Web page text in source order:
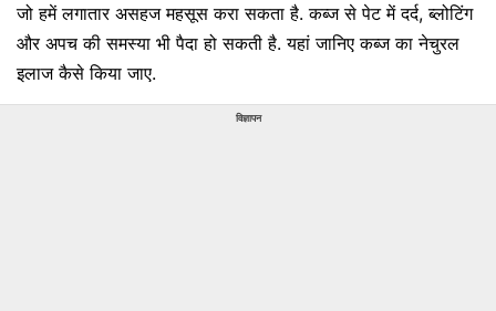
जो हमें लगातार असहज महसूस करा सकता है. कब्ज से पेट में दर्द, ब्लोटिंग
और अपच की समस्या भी पैदा हो सकती है. यहां जानिए कब्ज का नेचुरल
इलाज कैसे किया जाए.
विज्ञापन